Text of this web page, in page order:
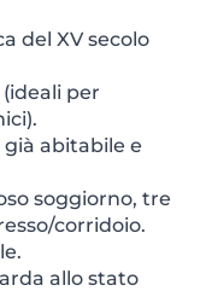
del XV secolo
per
abitabile e
soggiorno, tre
corridoio.
allo stato